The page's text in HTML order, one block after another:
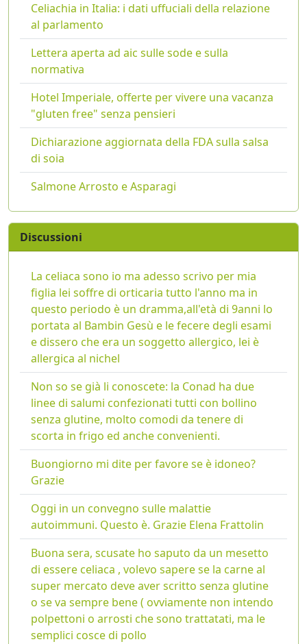
Celiachia in Italia: i dati uffuciali della relazione
al parlamento
Lettera aperta ad aic sulle sode e sulla
normativa
Hotel Imperiale, offerte per vivere una vacanza
"gluten free" senza pensieri
Dichiarazione aggiornata della FDA sulla salsa
di soia
Salmone Arrosto e Asparagi
Discussioni
La celiaca sono io ma adesso scrivo per mia
figlia lei soffre di orticaria tutto l'anno ma in
questo periodo è un dramma,all'età di 9anni lo
portata al Bambin Gesù e le fecere degli esami
e dissero che era un soggetto allergico, lei è
allergica al nichel
Non so se già li conoscete: la Conad ha due
linee di salumi confezionati tutti con bollino
senza glutine, molto comodi da tenere di
scorta in frigo ed anche convenienti.
Buongiorno mi dite per favore se è idoneo?
Grazie
Oggi in un convegno sulle malattie
autoimmuni. Questo è. Grazie Elena Frattolin
Buona sera, scusate ho saputo da un mesetto
di essere celiaca , volevo sapere se la carne al
super mercato deve aver scritto senza glutine
o se va sempre bene ( ovviamente non intendo
polpettoni o arrosti che sono trattatati, ma le
semplici cosce di pollo